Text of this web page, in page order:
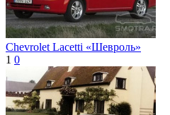
Chevrolet Lacetti «Шевроль»
1 0